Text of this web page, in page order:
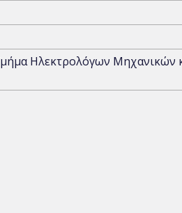
Ηλεκτρολόγων Μηχανικών